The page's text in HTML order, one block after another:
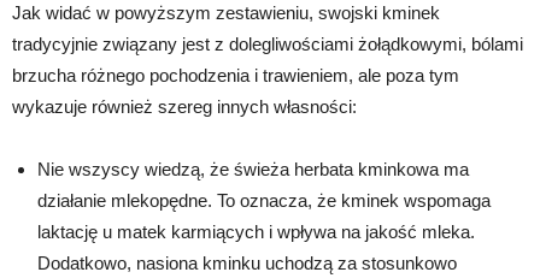
Jak widać w powyższym zestawieniu, swojski kminek
tradycyjnie związany jest z dolegliwościami żołądkowymi, bólami
brzucha różnego pochodzenia i trawieniem, ale poza tym
wykazuje również szereg innych własności:
Nie wszyscy wiedzą, że świeża herbata kminkowa ma
działanie mlekopędne. To oznacza, że kminek wspomaga
laktację u matek karmiących i wpływa na jakość mleka.
Dodatkowo, nasiona kminku uchodzą za stosunkowo